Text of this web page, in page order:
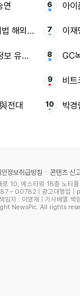
연
해외 유동성공급자
보 유출 2030세대 격
전대
아
이
GC
비트
박
정보취급방침 콘텐츠 신
로 10, 에스타워 18층 노티
– 00782 | 광고대행업 |
임자 : 이영재 | 기사배열 책
NewsPic. All rights